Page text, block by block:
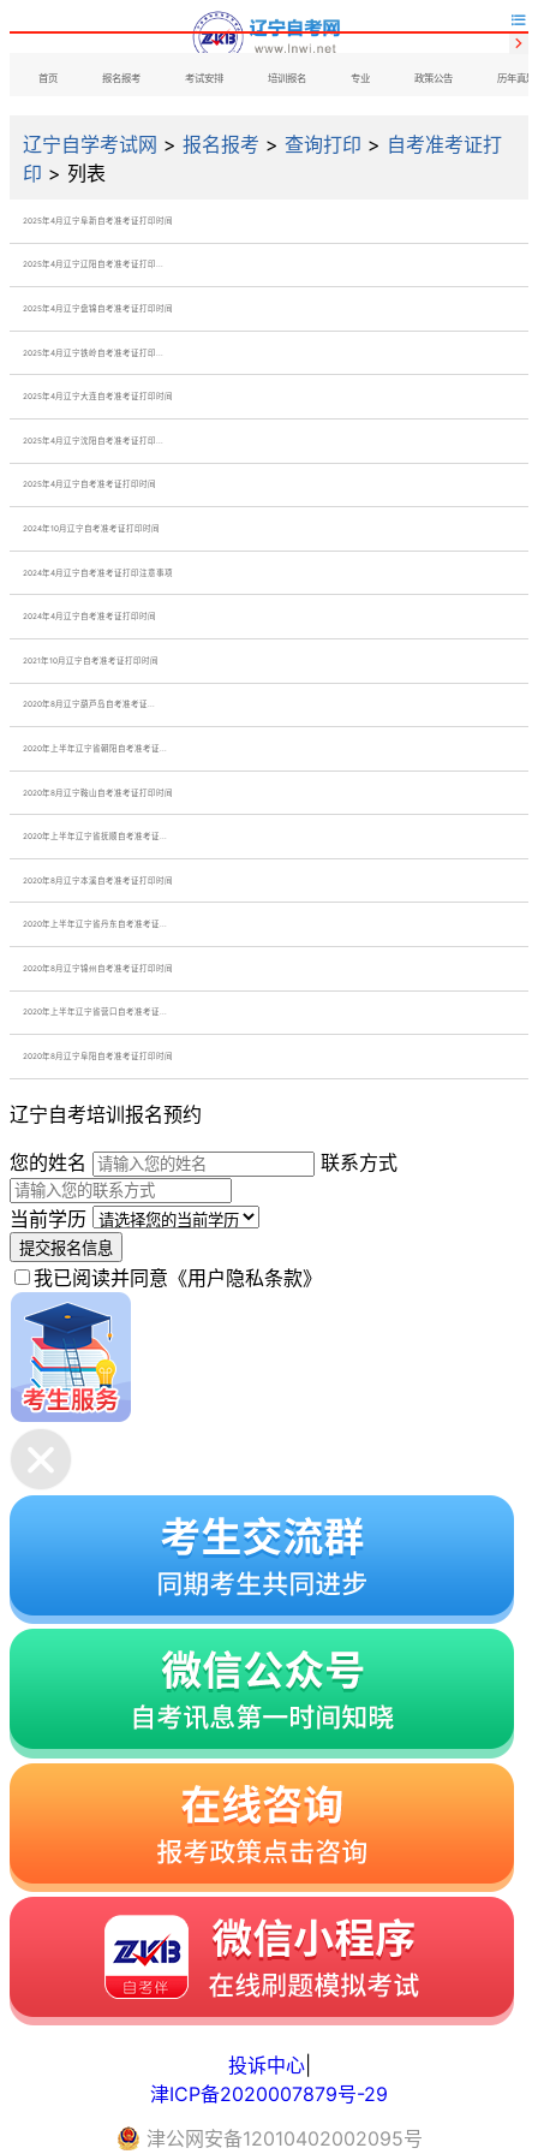

首页 报名报考 考试安排 培训报名 专业 政策公告 历年真题

辽宁自学考试网 > 报名报考 > 查询打印 > 自考准考证打
印 > 列表
2025年4月辽宁阜新自考准考证打印时间
2025年4月辽宁辽阳自考准考证打印...
2025年4月辽宁盘锦自考准考证打印时间
2025年4月辽宁铁岭自考准考证打印...
2025年4月辽宁大连自考准考证打印时间
2025年4月辽宁沈阳自考准考证打印...
2025年4月辽宁自考准考证打印时间
2024年10月辽宁自考准考证打印时间
2024年4月辽宁自考准考证打印注意事项
2024年4月辽宁自考准考证打印时间
2021年10月辽宁自考准考证打印时间
​2020年8月辽宁葫芦岛自考准考证...
2020年上半年辽宁省朝阳自考准考证...
​2020年8月辽宁鞍山自考准考证打印时间
2020年上半年辽宁省抚顺自考准考证...
​2020年8月辽宁本溪自考准考证打印时间
2020年上半年辽宁省丹东自考准考证...
​2020年8月辽宁锦州自考准考证打印时间
2020年上半年辽宁省营口自考准考证...
​2020年8月辽宁阜阳自考准考证打印时间
辽宁自考培训报名预约
您的姓名
联系方式
当前学历
提交报名信息
我已阅读并同意 《用户隐私条款》
投诉中心|
津ICP备2020007879号-29
津公网安备12010402002095号